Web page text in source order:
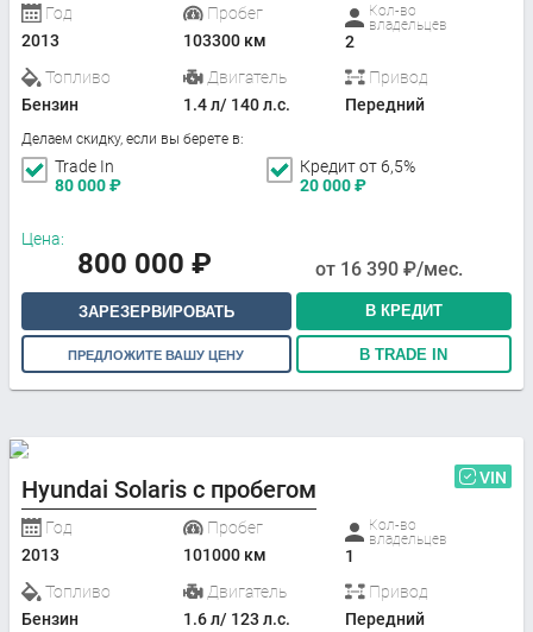
Год
2013
Пробег
103300 км
Кол-во
владельцев
2
Топливо
Бензин
Двигатель
1.4 л/ 140 л.с.
Привод
Передний
Делаем скидку, если вы берете в:
Trade In
80 000₽
Кредит от 6,5%
20 000₽
Цена:
800 000 ₽ от 16 390 ₽/мес.
ЗАРЕЗЕРВИРОВАТЬ В КРЕДИТ
ПРЕДЛОЖИТЕ ВАШУ ЦЕНУ В TRADE IN
Hyundai Solaris с пробегом VIN
Год
2013
Пробег
101000 км
Кол-во
владельцев
1
Топливо
Бензин
Двигатель
1.6 л/ 123 л.с.
Привод
Передний